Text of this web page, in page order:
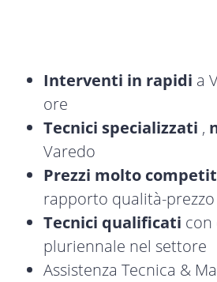
Interventi in rapidi a
ore
Tecnici specializzati ,
Varedo
Prezzi molto
rapporto qualità-prezzo
Tecnici qualificati con
pluriennale nel settore
Assistenza Tecnica &